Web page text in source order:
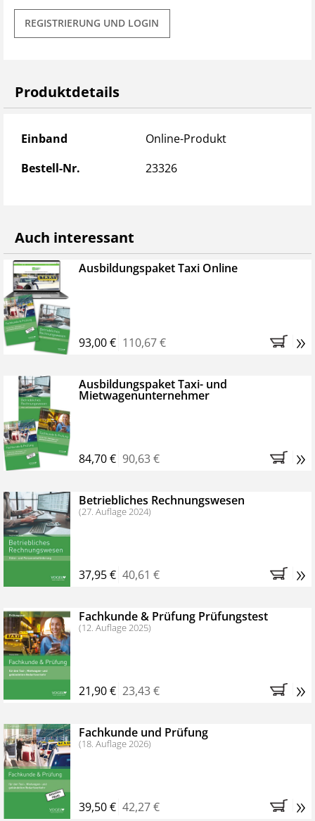
REGISTRIERUNG UND LOGIN
Produktdetails
Produktdetails
Einband
Online-Produkt
Bestell-Nr.
23326
Auch interessant
Ausbildungspaket Taxi Online
93,00 € 110,67 € »
Ausbildungspaket Taxi- und
Mietwagenunternehmer
84,70 € 90,63 € »
Betriebliches Rechnungswesen
(27. Auflage 2024)
37,95 € 40,61 € »
Fachkunde & Prüfung Prüfungstest
(12. Auflage 2025)
21,90 € 23,43 € »
Fachkunde und Prüfung
(18. Auflage 2026)
39,50 € 42,27 € »